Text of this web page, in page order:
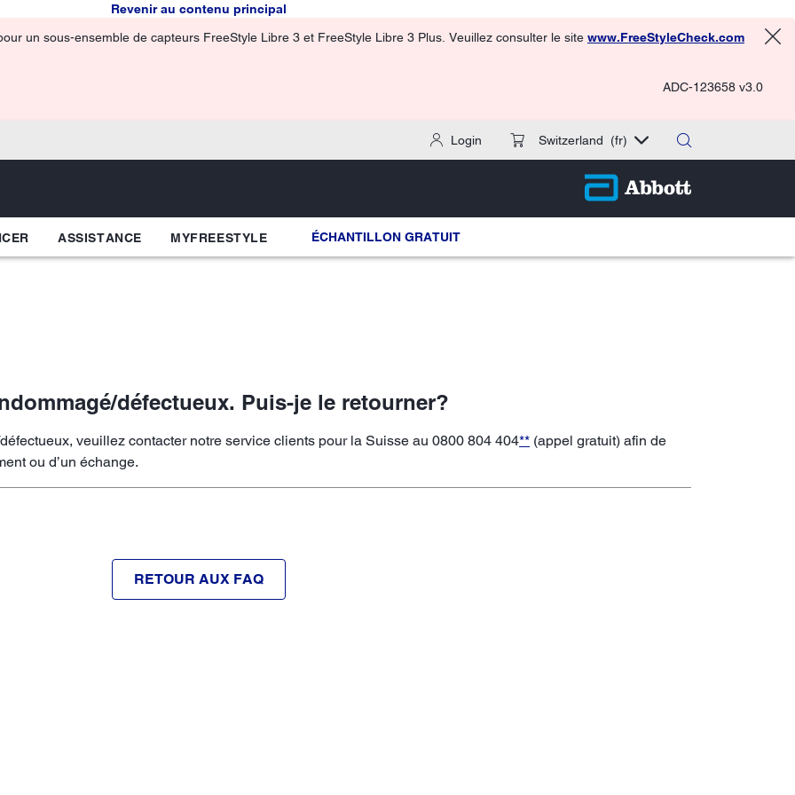
Revenir au contenu principal
un sous-ensemble de capteurs FreeStyle Libre 3 et FreeStyle Libre 3 Plus. Veuillez consulter le site www.FreeStyleCheck.com
ADC-123658 v3.0
Login Switzerland (fr)
ASSISTANCE MYFREESTYLE ÉCHANTILLON GRATUIT
défectueux. Puis-je le retourner?
veuillez contacter notre service clients pour la Suisse au 0800 804 404** (appel gratuit) afin de
ou d’un échange.
RETOUR AUX FAQ